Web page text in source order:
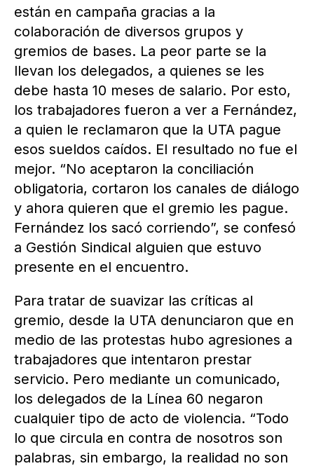
están en campaña gracias a la
colaboración de diversos grupos y
gremios de bases. La peor parte se la
llevan los delegados, a quienes se les
debe hasta 10 meses de salario. Por esto,
los trabajadores fueron a ver a Fernández,
a quien le reclamaron que la UTA pague
esos sueldos caídos. El resultado no fue el
mejor. “No aceptaron la conciliación
obligatoria, cortaron los canales de diálogo
y ahora quieren que el gremio les pague.
Fernández los sacó corriendo”, se confesó
a Gestión Sindical alguien que estuvo
presente en el encuentro.
Para tratar de suavizar las críticas al
gremio, desde la UTA denunciaron que en
medio de las protestas hubo agresiones a
trabajadores que intentaron prestar
servicio. Pero mediante un comunicado,
los delegados de la Línea 60 negaron
cualquier tipo de acto de violencia. “Todo
lo que circula en contra de nosotros son
palabras, sin embargo, la realidad no son